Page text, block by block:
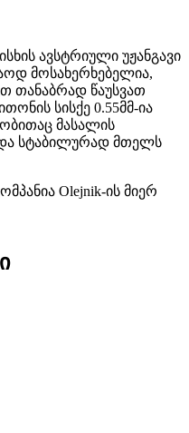
ავსტრიული უჟანგავი
მოსახერხებელია,
თანაბრად წაუსვათ
სისქე 0.55მმ-ია
მასალის
სტაბილურად მთელს
Olejnik-ის მიერ